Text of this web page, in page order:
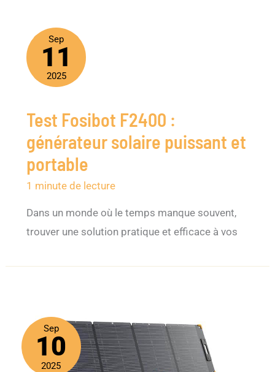
Sep
11
2025
Test Fosibot F2400 :
générateur solaire puissant et
portable
1 minute de lecture
Dans un monde où le temps manque souvent,
trouver une solution pratique et efficace à vos
Sep
10
2025